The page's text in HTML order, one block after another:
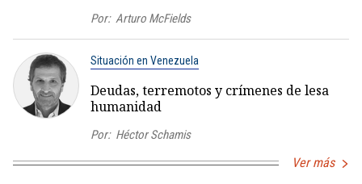
Por: Arturo McFields
Situación en Venezuela
Deudas, terremotos y crímenes de lesa
humanidad
Por: Héctor Schamis
Ver más